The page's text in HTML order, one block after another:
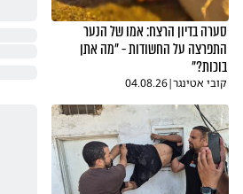
סערה בדיון הרצח: אמו של הנער
התפרצה על החשודות - "מה אתן
בוכות?"
קובי אטינגר|
04.08.26